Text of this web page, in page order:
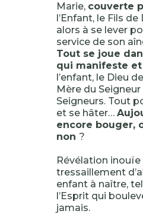
Marie, couverte
l’Enfant, le Fils de
alors à se lever
service de son
Tout se joue
qui manifeste
l’enfant, le Dieu
Mère du
Seigneurs. Tout
et se hâter…
encore bouger,
non ?
Révélation inouïe
tressaillement
enfant à naître,
l’Esprit qui
jamais.